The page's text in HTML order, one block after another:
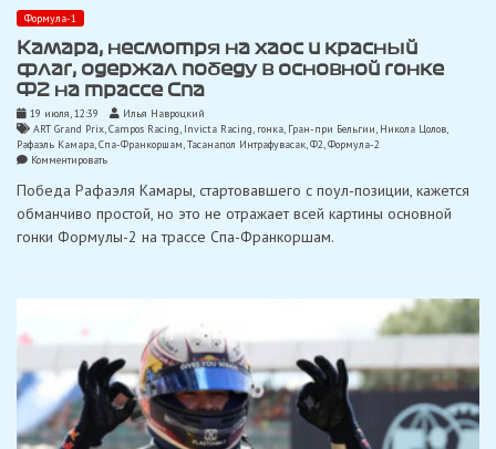
Формула-1
Камара, несмотря на хаос и красный
флаг, одержал победу в основной гонке
Ф2 на трассе Спа
19 июля, 12:39
Илья Навроцкий
ART Grand Prix,Campos Racing, Invicta Racing, гонка, Гран-при Бельгии, Никола Цолов
Рафаэль Камара,Спа-Франкоршам,Тасанапол Интрафувасак,Ф2,Формула-2
Комментироватьon
несмотря
хаос
и
победу
гонке
Ф2
на
трассе
Спа
Победа Рафаэля Камары, стартовавшего с поул-позиции, кажется
обманчиво простой, но это не отражает всей картины основной
гонки Формулы-2 на трассе Спа-Франкоршам.